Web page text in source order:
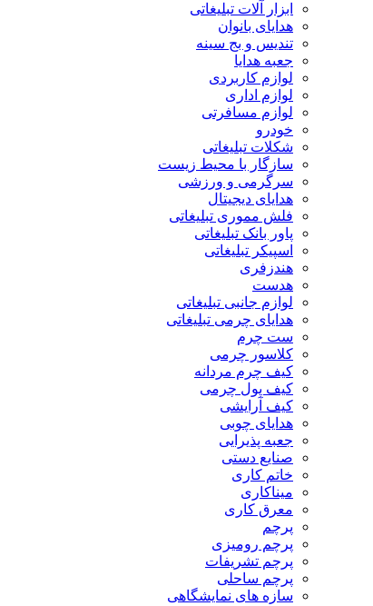
ابزار آلات تبلیغاتی
هدایای بانوان
تندیس و بج سینه
جعبه هدایا
لوازم کاربردی
لوازم اداری
لوازم مسافرتی
خودرو
شکلات تبلیغاتی
سازگار با محیط زیست
سرگرمی و ورزشی
هدایای دیجیتال
فلش مموری تبلیغاتی
پاور بانک تبلیغاتی
اسپیکر تبلیغاتی
هندزفری
هدست
لوازم جانبی تبلیغاتی
هدایای چرمی تبلیغاتی
ست چرم
کلاسور چرمی
کیف چرم مردانه
کیف پول چرمی
کیف آرایشی
هدایای چوبی
جعبه پذیرایی
صنایع دستی
خاتم کاری
میناکاری
معرق کاری
پرچم
پرچم رومیزی
پرچم تشریفات
پرچم ساحلی
سازه های نمایشگاهی